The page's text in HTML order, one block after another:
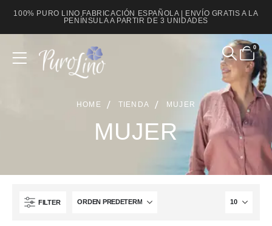
100% PURO LINO FABRICACIÓN ESPAÑOLA | ENVÍO GRATIS A LA
PENÍNSULA A PARTIR DE 3 UNIDADES
0
HOME TIENDA MUJER
MUJER
FILTER